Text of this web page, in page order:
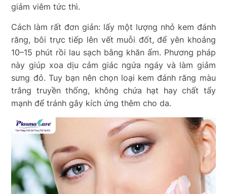
giảm viêm tức thì.
Cách làm rất đơn giản: lấy một lượng nhỏ kem đánh
răng, bôi trực tiếp lên vết muỗi đốt, để yên khoảng
10–15 phút rồi lau sạch bằng khăn ẩm. Phương pháp
này giúp xoa dịu cảm giác ngứa ngáy và làm giảm
sưng đỏ. Tuy bạn nên chọn loại kem đánh răng màu
trắng truyền thống, không chứa hạt hay chất tẩy
mạnh để tránh gây kích ứng thêm cho da.